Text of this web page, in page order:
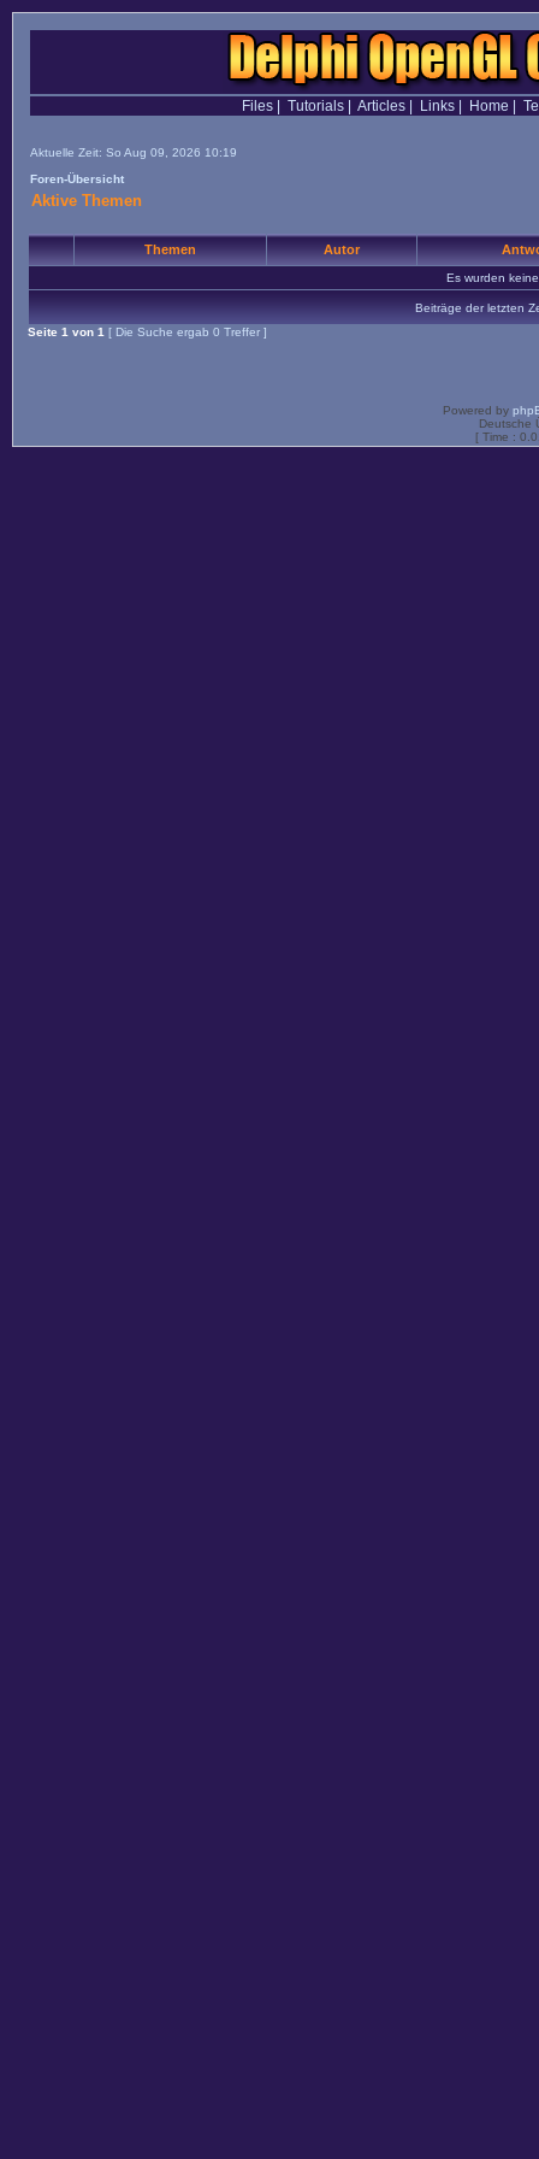
Files| Tutorials| Articles| Links| Home
Aktuelle Zeit: So Aug 09, 2026 10:19
Foren-Übersicht
Aktive Themen
Themen Autor
Es wurden
Beiträge der letzten
Seite 1 von 1 [ Die Suche ergab 0 Treffer ]
Powered by
Deutsche
[ Time :